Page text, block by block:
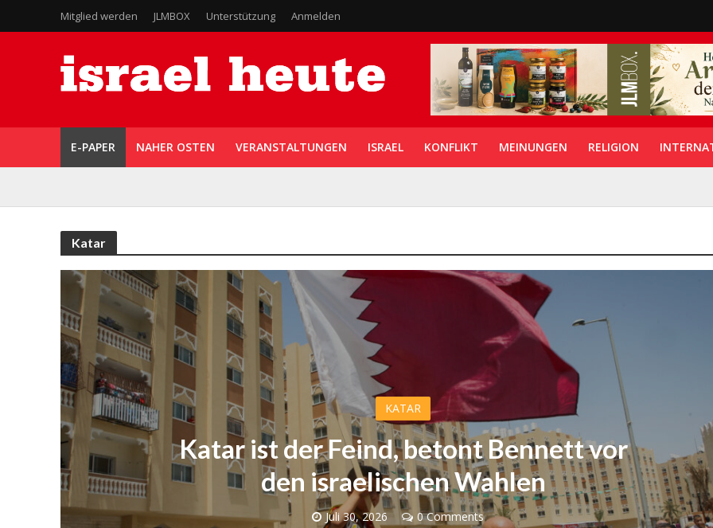
Mitglied werden JLMBOX Unterstützung Anmelden
E-PAPER NAHER OSTEN VERANSTALTUNGEN ISRAEL KONFLIKT MEINUNGEN RELIGION
Katar
KATAR
Katar ist der Feind, betont Bennett vor
den israelischen Wahlen
Juli 30, 2026 0 Comments